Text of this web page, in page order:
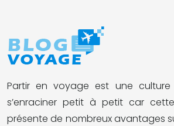
Partir en voyage est une
s’enraciner petit à petit car
présente de nombreux avantages